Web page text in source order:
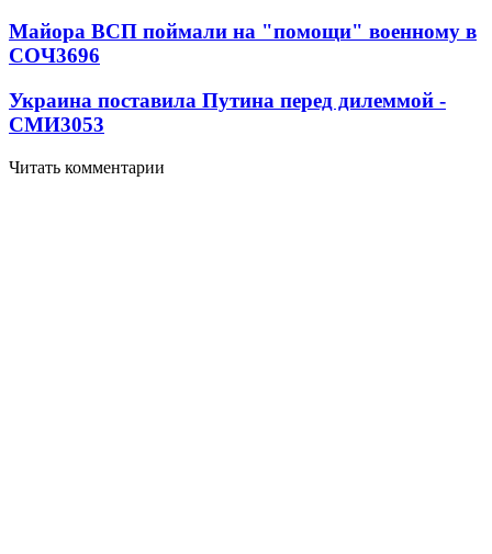
Майора ВСП поймали на "помощи" военному в
СОЧ3696
Украина поставила Путина перед дилеммой -
СМИ3053
Читать комментарии